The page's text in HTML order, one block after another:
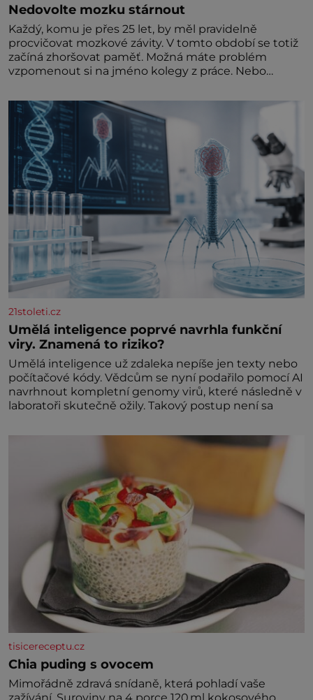
Nedovolte mozku stárnout
Každý, komu je přes 25 let, by měl pravidelně
procvičovat mozkové závity. V tomto období se totiž
začíná zhoršovat paměť. Možná máte problém
vzpomenout si na jméno kolegy z práce. Nebo
nedávno přečetli. Je to opravdu tak, s věkem jako
kdyby se paměť rozhodla stávkovat. Cvičte
21stoleti.cz
Umělá inteligence poprvé navrhla funkční
viry. Znamená to riziko?
Umělá inteligence už zdaleka nepíše jen texty nebo
počítačové kódy. Vědcům se nyní podařilo pomocí AI
navrhnout kompletní genomy virů, které následně v
laboratoři skutečně ožily. Takový postup není sa
tisicereceptu.cz
Chia puding s ovocem
Mimořádně zdravá snídaně, která pohladí vaše
zažívání. Suroviny na 4 porce 120 ml kokosového